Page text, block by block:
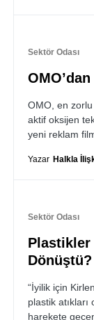
Sektör Odası
OMO, en zorlu
aktif oksijen
yeni reklam
Yazar Halkla
Sektör Odası
Plastikler
Dönüştü?
“İyilik için
plastik
harekete